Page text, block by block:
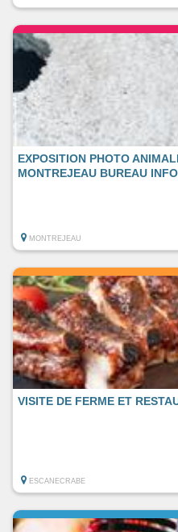
EXPOSITION PHOTO
MONTREJEAU BUREAU
MONTREJEAU
VISITE DE FERME ET
ESCANECRABE